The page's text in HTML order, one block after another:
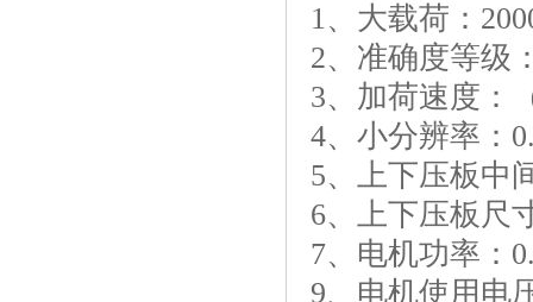
1、大载荷：
2、准确度等级
3、加荷速度：
4、小分辨率：
5、上下压板中
6、上下压板尺
7、电机功率：
9、电机使用电